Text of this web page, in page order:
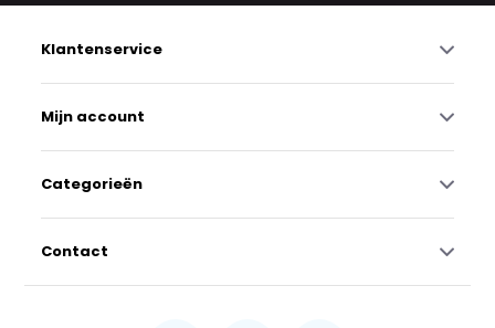
Klantenservice
Mijn account
Categorieën
Contact